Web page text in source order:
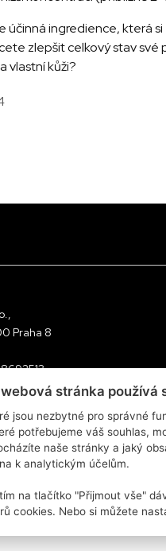
účinná ingredience, která
zlepšit celkový stav své
vlastní kůži?
Praha 8
Praha 8
stránka používá
jsou nezbytné pro správné
potřebujeme váš souhlas,
naše stránky a jaký
k analytickým účelům.
na tlačítko "Přijmout vše"
cookies. Nebo si můžete